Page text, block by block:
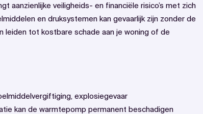
aanzienlijke veiligheids- en financiële risico’s met zich
en druksystemen kan gevaarlijk zijn zonder de
leiden tot kostbare schade aan je woning of de
explosiegevaar
kan de warmtepomp permanent beschadigen